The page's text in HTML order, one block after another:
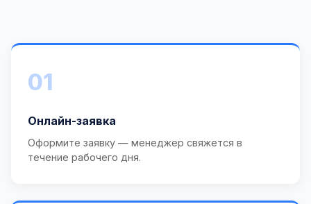
01
Онлайн-заявка
Оформите заявку — менеджер свяжется в
течение рабочего дня.